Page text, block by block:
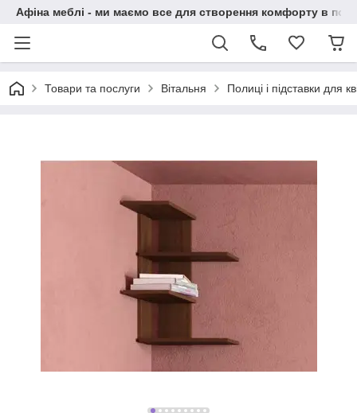
Афіна меблі - ми маємо все для створення комфорту в
Товари та послуги Вітальня Полиці і підставки для